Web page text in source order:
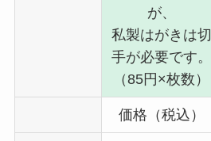
が、
私製はがきは切
手が必要です。
（85円×枚数）
価格（税込）